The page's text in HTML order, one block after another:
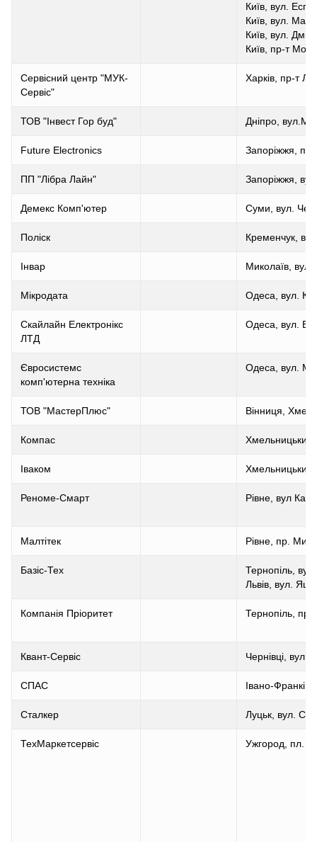
Київ, вул.
Київ, вул.
Київ, вул.
Київ, пр-т
Сервісний центр "МУК-
Сервіс"
Харків, пр-т
ТОВ "Інвест Гор буд" Дніпро,
Future Electronics Запоріжжя, пр.
ПП "Лібра Лайн" Запоріжжя,
Демекс Комп'ютер Суми, вул.
Поліск Кременчук,
Інвар Миколаїв, вул.
Мікродата Одеса, вул.
Скайлайн Електронікс
ЛТД
Одеса, вул. Б.
Євросистемс
комп'ютерна техніка
Одеса, вул.
ТОВ "МастерПлюс" Вінниця,
Компас Хмельницький,
Іваком Хмельницький,
Реноме-Смарт Рівне, вул
Малтітек Рівне, пр.
Базіс-Тех
Тернопіль,
Львів, вул.
Компанія Пріоритет Тернопіль, пр.
Квант-Сервіс Чернівці, вул.
СПАС Івано-
Сталкер Луцьк, вул.
ТехМаркетсервіс Ужгород, пл.